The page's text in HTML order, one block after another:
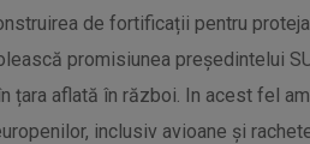
de fortificații pentru
promisiunea președintelui
țara aflată în război. In acest fel
inclusiv avioane și